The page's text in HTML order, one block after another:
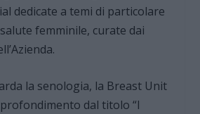
dedicate a temi di particolare
femminile, curate dai
la senologia, la Breast Unit
dal titolo “I